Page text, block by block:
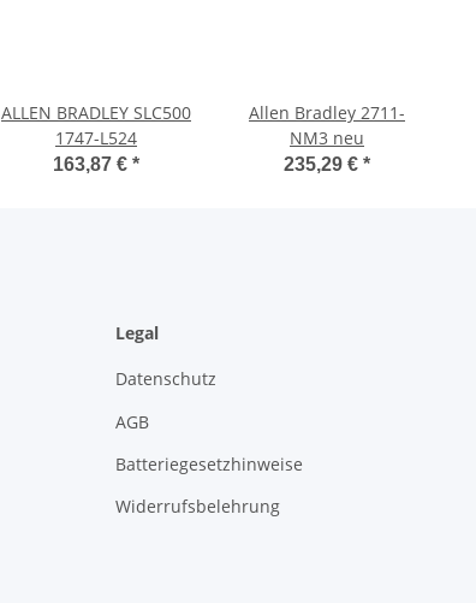
ALLEN BRADLEY SLC500
1747-L524
163,87 € *
Allen Bradley 2711-
NM3 neu
235,29 € *
Legal
Datenschutz
AGB
Batteriegesetzhinweise
Widerrufsbelehrung